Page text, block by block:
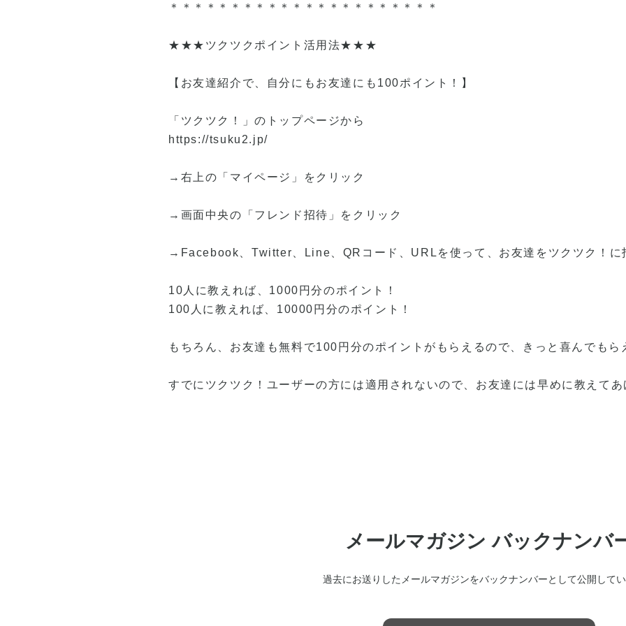
＊＊＊＊＊＊＊＊＊＊＊＊＊＊＊＊＊＊＊＊＊＊
★★★ツクツクポイント活用法★★★
【お友達紹介で、自分にもお友達にも100ポイント！】
「ツクツク！」のトップページから
https://tsuku2.jp/
→右上の「マイページ」をクリック
→画面中央の「フレンド招待」をクリック
→Facebook、Twitter、Line、QRコード、URLを使って、お友達をツクツク！に
10人に教えれば、1000円分のポイント！
100人に教えれば、10000円分のポイント！
もちろん、お友達も無料で100円分のポイントがもらえるので、きっと喜んでもら
すでにツクツク！ユーザーの方には適用されないので、お友達には早めに教えてあ
メールマガジン バックナンバ
過去にお送りしたメールマガジンをバックナンバーとして公開してい